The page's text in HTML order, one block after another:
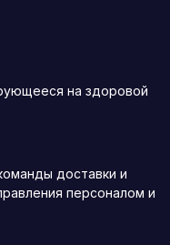
на здоровой
доставки и
персоналом и